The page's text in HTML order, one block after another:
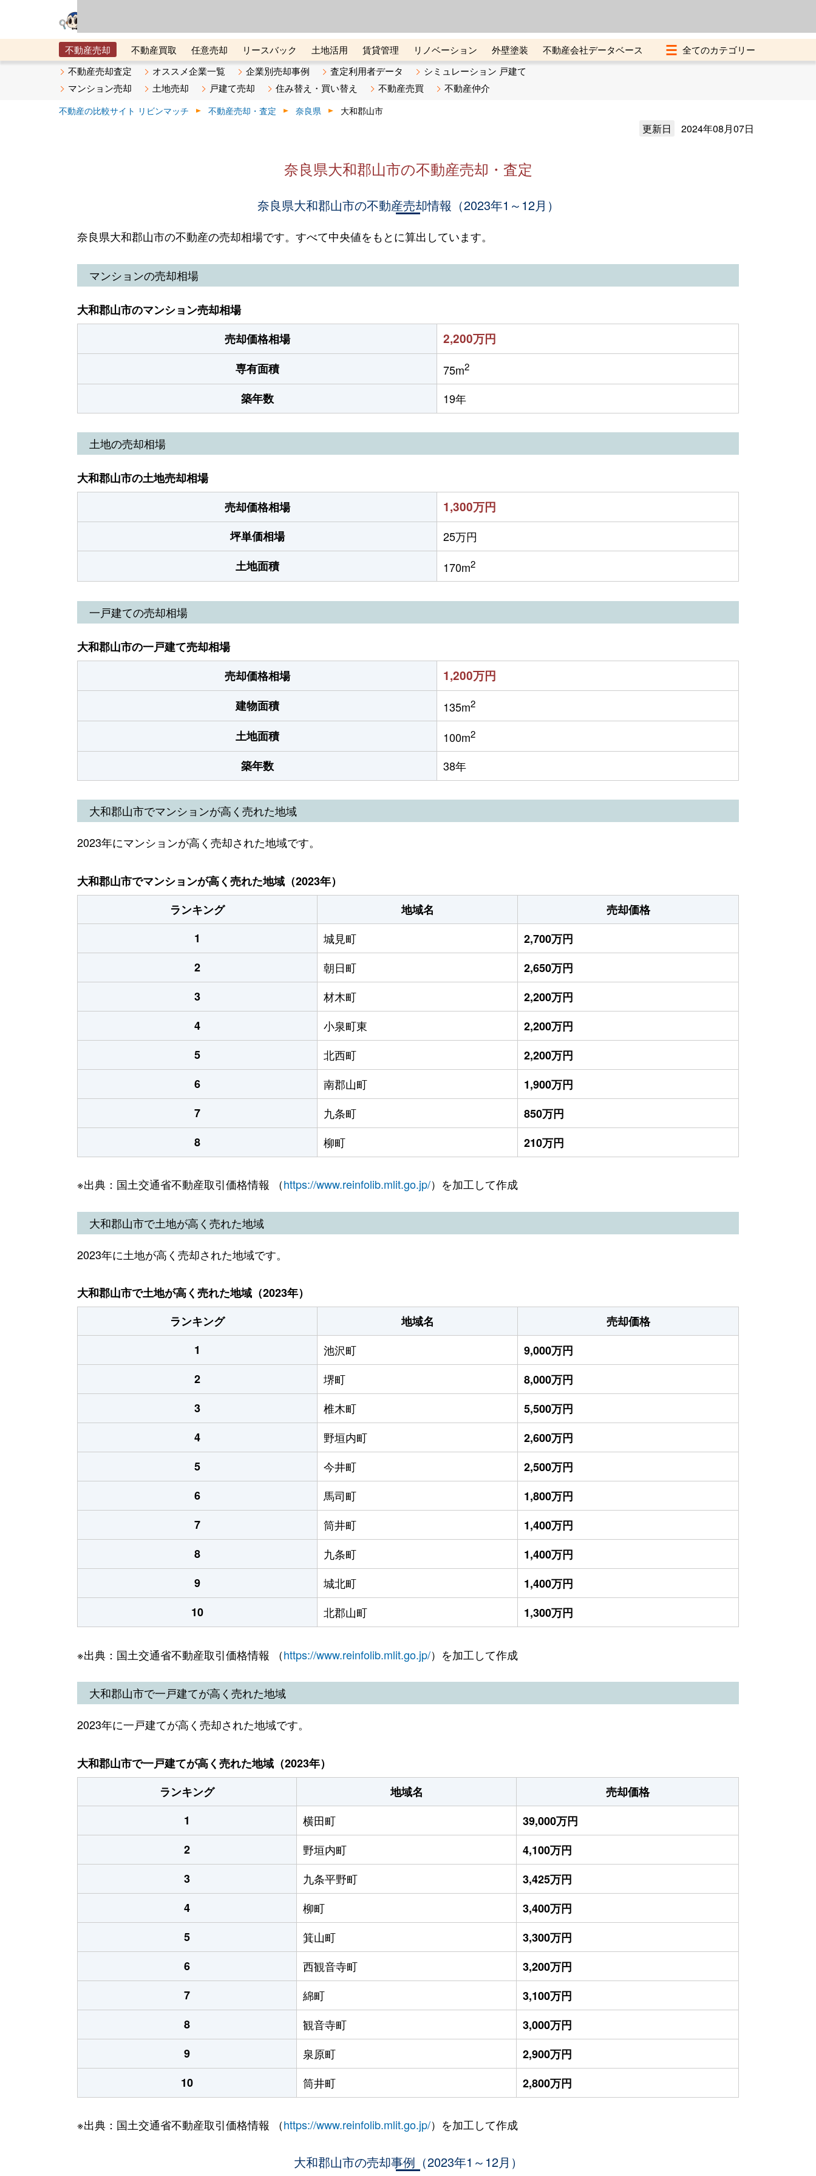
不動産売却 不動産買取 任意売却 リースバック 土地活用 賃貸管理 リノベーション 外壁塗装
不動産会社データベース
メタ住宅展示場
ベスト不動産カンパニー オンライン講座 リビンマガジンBiz 不動産売却ご相談デスク
不動産売却査定 オススメ企業一覧 企業別売却事例 査定利用者データ
シミュレーション 戸建て
マンション売却
土地売却 戸建て売却 住み替え・買い替え 不動産売買 不動産仲介
不動産の比較サイト リビンマッチ 不動産売却・査定 奈良県 大和郡山市
更新日 2024年08月07日
奈良県大和郡山市の不動産売却・査定
奈良県大和郡山市の不動産売却情報（2023年1～12月）
奈良県大和郡山市の不動産の売却相場です。すべて中央値をもとに算出しています。
マンションの売却相場
大和郡山市のマンション売却相場
売却価格相場
2,200万円
専有面積 75m2
築年数 19年
土地の売却相場
大和郡山市の土地売却相場
売却価格相場
1,300万円
坪単価相場
25万円
土地面積
170m2
一戸建ての売却相場
大和郡山市の一戸建て売却相場
売却価格相場
1,200万円
建物面積 135m2
土地面積 100m2
築年数 38年
大和郡山市でマンションが高く売れた地域
2023年にマンションが高く売却された地域です。
大和郡山市でマンションが高く売れた地域（2023年）
ランキング
地域名
売却価格
1
城見町
2,700万円
2
朝日町
2,650万円
3
材木町
2,200万円
4
小泉町東
2,200万円
5
北西町
2,200万円
6
南郡山町
1,900万円
7
九条町
850万円
8
柳町 210万円
※出典：国土交通省不動産取引価格情報 （https://www.reinfolib.mlit.go.jp/）を加工して作成
大和郡山市で土地が高く売れた地域
2023年に土地が高く売却された地域です。
大和郡山市で土地が高く売れた地域（2023年）
ランキング
地域名
売却価格
1
池沢町
9,000万円
2
堺町
8,000万円
3
椎木町
5,500万円
4
野垣内町
2,600万円
5
今井町
2,500万円
6
馬司町
1,800万円
7
筒井町
1,400万円
8
九条町
1,400万円
9
城北町
1,400万円
10
北郡山町 1,300万円
※出典：国土交通省不動産取引価格情報 （https://www.reinfolib.mlit.go.jp/）を加工して作成
大和郡山市で一戸建てが高く売れた地域
2023年に一戸建てが高く売却された地域です。
大和郡山市で一戸建てが高く売れた地域（2023年）
ランキング
地域名
売却価格
1
横田町
39,000万円
2
野垣内町
4,100万円
3
九条平野町
3,425万円
4
柳町
3,400万円
5
箕山町
3,300万円
6
西観音寺町
3,200万円
7
綿町
3,100万円
8
観音寺町
3,000万円
9
泉原町
2,900万円
10
筒井町 2,800万円
※出典：国土交通省不動産取引価格情報 （https://www.reinfolib.mlit.go.jp/）を加工して作成
大和郡山市の売却事例（2023年1～12月）